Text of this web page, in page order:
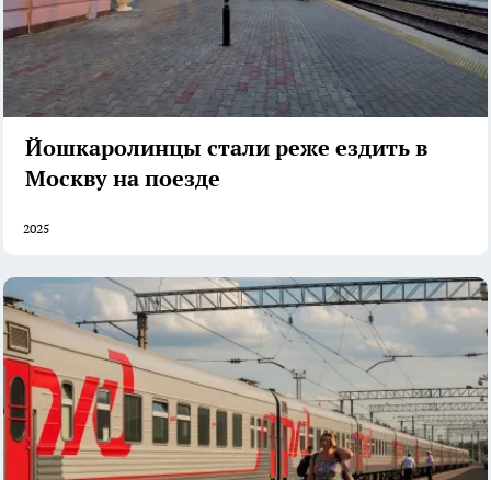
Йошкаролинцы стали реже ездить в
Москву на поезде
2025